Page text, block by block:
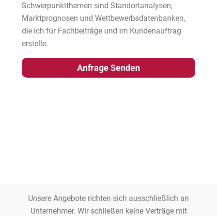
Schwerpunktthemen sind Standortanalysen,
Marktprognosen und Wettbewerbsdatenbanken,
die ich für Fachbeiträge und im Kundenauftrag
erstelle.
Anfrage Senden
Unsere Angebote richten sich ausschließlich an
Unternehmer. Wir schließen keine Verträge mit